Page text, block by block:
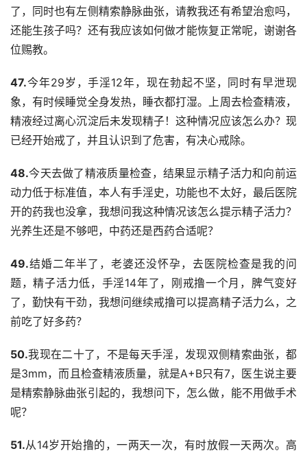
了，同时也有左侧精索静脉曲张，请教我还有希望治愈吗，
还能生孩子吗？还有我应该如何做才能恢复正常呢，谢谢各
位赐教。
47.今年29岁，手淫12年，现在勃起不坚，同时有早泄现
象，有时候睡觉全身发热，睡衣都打湿。上周去检查精液，
精液经过离心沉淀后未发现精子！这种情况应该怎么办？现
已经开始戒了，并且认识到了危害，有决心戒除。
48.今天去做了精液质量检查，结果显示精子活力和向前运
动力低于标准值，本人有手淫史，功能也不太好，最后医院
开的药我也没拿，我想问我这种情况该怎么提示精子活力？
光养生还是不够吧，中药还是西药合适呢？
49.结婚二年半了，老婆还没怀孕，去医院检查是我的问
题，精子活力低，手淫14年了，刚戒撸一个月，脾气变好
了，勤快有干劲，我想问继续戒撸可以提高精子活力么，之
前吃了好多药？
50.我现在二十了，不是每天手淫，发现双侧精索曲张，都
是3mm，而且检查精液质量，就是A+B只有7，医生说主要
是精索静脉曲张引起的，我想问下，怎么做，能不用做手术
呢？
51.从14岁开始撸的，一两天一次，有时放假一天两次。高